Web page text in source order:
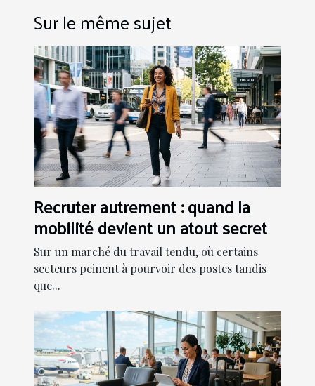
Sur le même sujet
Recruter autrement : quand la
mobilité devient un atout secret
Sur un marché du travail tendu, où certains
secteurs peinent à pourvoir des postes tandis
que...